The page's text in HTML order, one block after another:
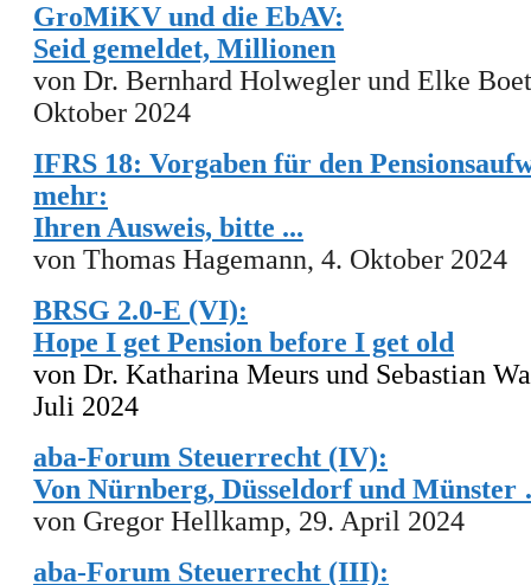
GroMiKV und die EbAV:
Seid gemeldet, Millionen
von Dr. Bernhard Holwegler und Elke
Oktober 2024
IFRS 18: Vorgaben für den
mehr:
Ihren Ausweis, bitte ...
von Thomas Hagemann, 4. Oktober 2024
BRSG 2.0-E (VI):
Hope I get Pension before I get old
von Dr. Katharina Meurs und Sebastian
Juli 2024
aba-Forum Steuerrecht (IV):
Von Nürnberg, Düsseldorf und
von Gregor Hellkamp, 29. April 2024
aba-Forum Steuerrecht (III):